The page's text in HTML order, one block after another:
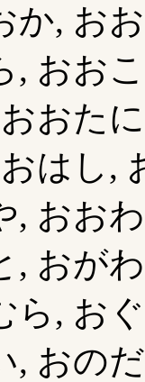
か, お
, おお
おた
はし,
, おお
, おが
ら, お
, おの